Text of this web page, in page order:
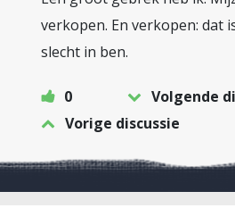
verkopen. En verkopen: dat
slecht in ben.
0
Volgende
Vorige discussie